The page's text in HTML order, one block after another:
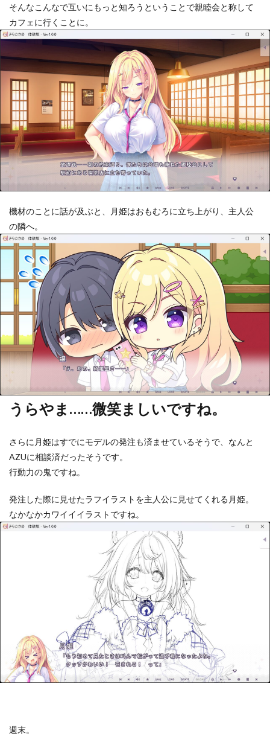
そんなこんなで互いにもっと知ろうということで親睦会と称して
カフェに行くことに。
機材のことに話が及ぶと、月姫はおもむろに立ち上がり、主人公
の隣へ。
うらやま……微笑ましいですね。
さらに月姫はすでにモデルの発注も済ませているそうで、なんと
AZUに相談済だったそうです。
行動力の鬼ですね。
発注した際に見せたラフイラストを主人公に見せてくれる月姫。
なかなかカワイイイラストですね。
週末。